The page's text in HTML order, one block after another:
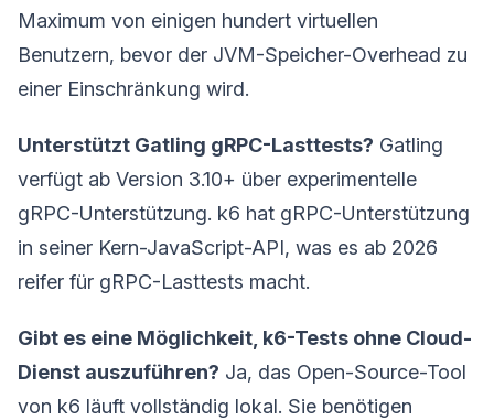
Maximum von einigen hundert virtuellen
Benutzern, bevor der JVM-Speicher-Overhead zu
einer Einschränkung wird.
Unterstützt Gatling gRPC-Lasttests? Gatling
verfügt ab Version 3.10+ über experimentelle
gRPC-Unterstützung. k6 hat gRPC-Unterstützung
in seiner Kern-JavaScript-API, was es ab 2026
reifer für gRPC-Lasttests macht.
Gibt es eine Möglichkeit, k6-Tests ohne Cloud-
Dienst auszuführen? Ja, das Open-Source-Tool
von k6 läuft vollständig lokal. Sie benötigen